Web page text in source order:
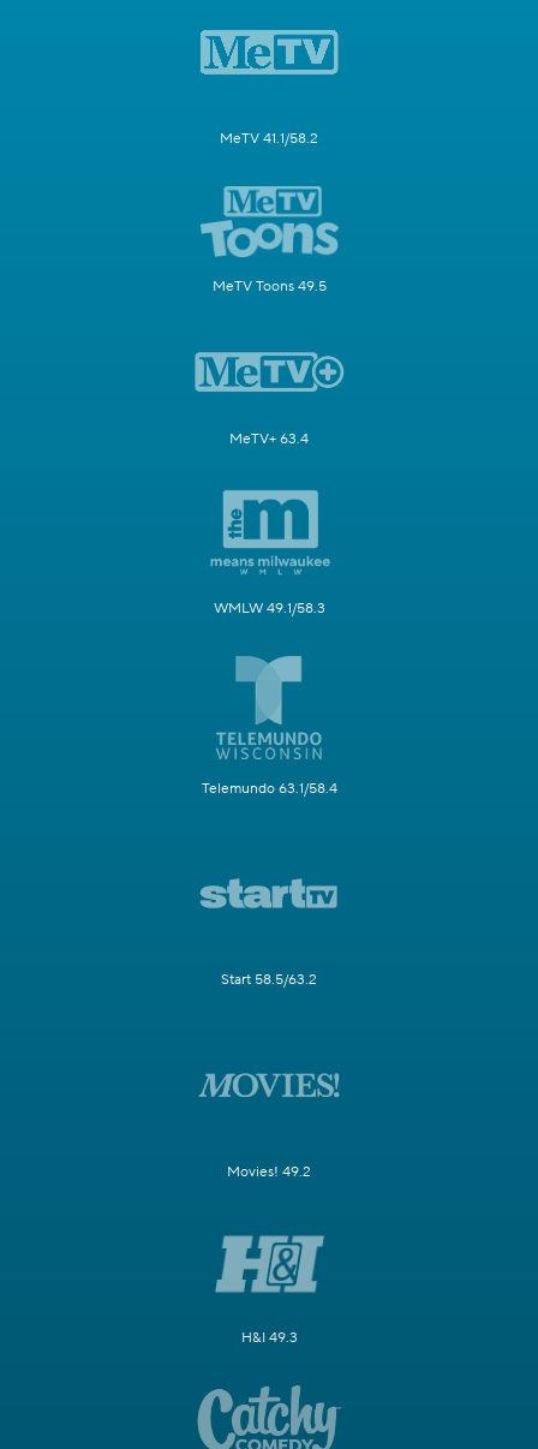
MeTV 41.1/58.2
MeTV Toons 49.5
MeTV+ 63.4
WMLW 49.1/58.3
Telemundo 63.1/58.4
Start 58.5/63.2
Movies! 49.2
H&I 49.3